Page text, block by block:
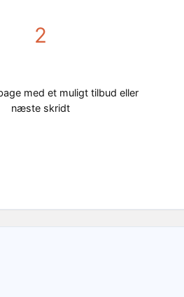
2
med et muligt tilbud eller
næste skridt